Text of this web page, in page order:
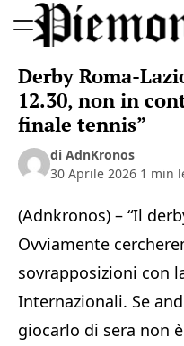
to
Sport
Derby Roma-
12.30, non in
finale tennis”
di AdnKronos
30 Aprile 2026 1 min
(Adnkronos) – “Il
Ovviamente
sovrapposizioni con
Internazionali. Se
giocarlo di sera non